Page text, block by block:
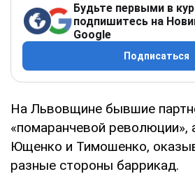
Будьте первыми в
подпишитесь на
Google
Подписаться
На Львовщине бывшие
«помаранчевой революции»,
Ющенко и Тимошенко,
разные стороны баррикад.